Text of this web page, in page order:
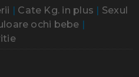
| Cate Kg. in plus | Sexul
ochi bebe |